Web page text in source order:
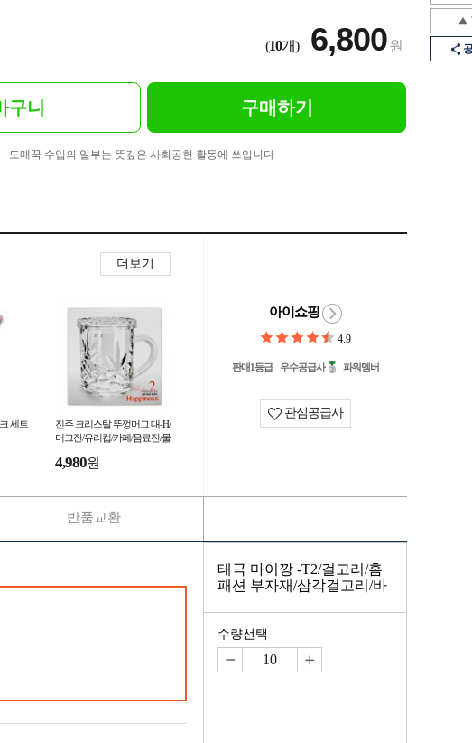
(10개) 6,800원
구니 구매하기
도매꾹 수입의 일부는 뜻깊은 사회공헌 활동에 쓰입니다
더보기
세트
진주 크리스탈 뚜껑머그 대-H/
머그잔/유리컵/카페/음료잔/물
다용도컵/물컵
4,980원
아이쇼핑
4.9
판매1등급 우수공급사 파워멤버
관심공급사
반품교환
태극 마이깡 -T2/걸고리/홈
패션 부자재/삼각걸고리/바
수량선택